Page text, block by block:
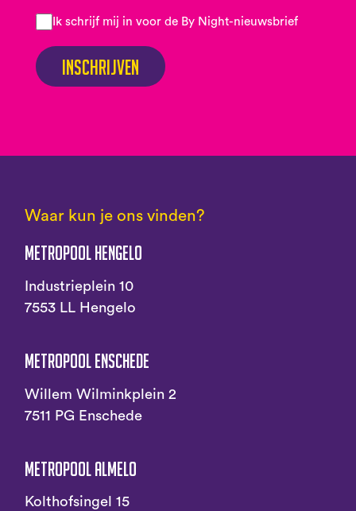
Ik schrijf mij in voor de By Night-nieuwsbrief
Inschrijven
Waar kun je ons vinden?
Metropool Hengelo
Industrieplein 10
7553 LL Hengelo
Metropool Enschede
Willem Wilminkplein 2
7511 PG Enschede
Metropool Almelo
Kolthofsingel 15